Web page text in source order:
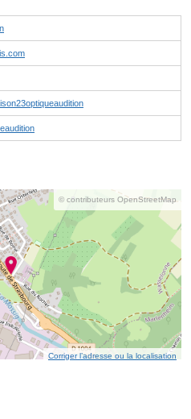
© contributeurs OpenStreetMap
Corriger l’adresse ou la localisation